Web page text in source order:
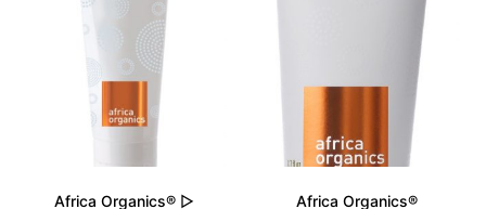
Africa Organics® ▷
Africa Organics®